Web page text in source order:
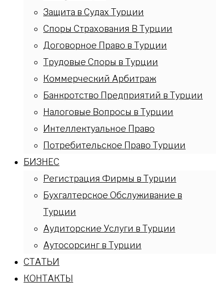
Защита в Судах Турции
Споры Страхования В Турции
Договорное Право в Турции
Трудовые Споры в Турции
Коммерческий Арбитраж
Банкротство Предприятий в Турции
Налоговые Вопросы в Турции
Интеллектуальное Право
Потребительское Право Турции
БИЗНЕС
Регистрация Фирмы в Турции
Бухгалтерское Обслуживание в
Турции
Аудиторские Услуги в Турции
Аутосорсинг в Турции
СТАТЬИ
КОНТАКТЫ